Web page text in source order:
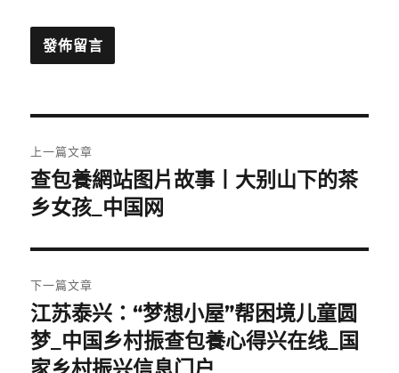
章
導
覽
上一篇文章
上
一
文
章:
查包養網站图片故事丨大别山下的茶
乡女孩_中国网
下一篇文章
下
一
篇
江苏泰兴：“梦想小屋”帮困境儿童圆
梦_中国乡村振查包養心得兴在线_国